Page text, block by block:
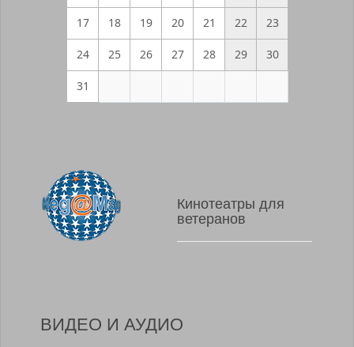
17 18 19 20 21 22 23
24 25 26 27 28 29 30
31
Кинотеатры для
ветеранов
ВИДЕО И АУДИО